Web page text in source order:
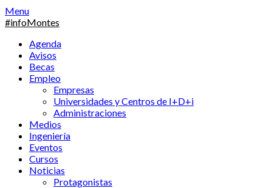
Skip
to
Menu
#infoMontes
Agenda
Avisos
Becas
Empleo
Empresas
Universidades y Centros de I+D+i
Administraciones
Medios
Ingeniería
Eventos
Cursos
Noticias
Protagonistas